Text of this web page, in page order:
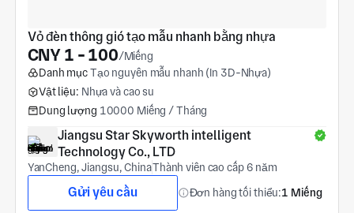
Vỏ đèn thông gió tạo mẫu nhanh bằng nhựa
CNY 1 - 100/Miếng
Danh mụcTạo nguyên mẫu nhanh (In 3D-Nhựa)
Vật liệu: Nhựa và cao su
Dung lượng 10000 Miếng / Tháng
Jiangsu Star Skyworth intelligent
Technology Co., LTD
YanCheng, Jiangsu, ChinaThành viên cao cấp 6 năm
Gửi yêu cầu Đơn hàng tối thiểu:1 Miếng